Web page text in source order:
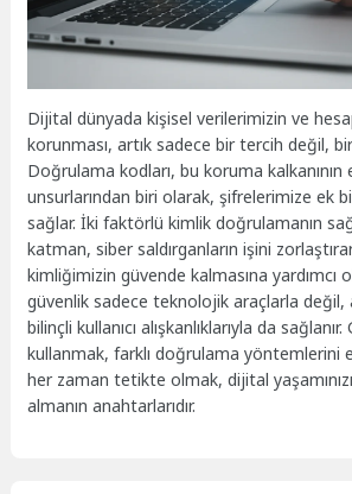
Dijital dünyada kişisel verilerimizin ve
korunması, artık sadece bir tercih değil,
Doğrulama kodları, bu koruma kalkanının
unsurlarından biri olarak, şifrelerimize ek
sağlar. İki faktörlü kimlik doğrulamanın
katman, siber saldırganların işini
kimliğimizin güvende kalmasına yardımcı
güvenlik sadece teknolojik araçlarla değil,
bilinçli kullanıcı alışkanlıklarıyla da
kullanmak, farklı doğrulama yöntemlerini
her zaman tetikte olmak, dijital
almanın anahtarlarıdır.